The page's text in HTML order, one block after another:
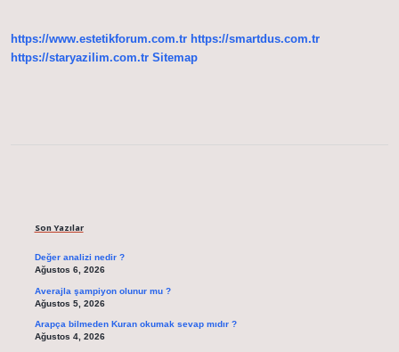
https://www.estetikforum.com.tr https://smartdus.com.tr
https://staryazilim.com.tr Sitemap
Son Yazılar
Değer analizi nedir ?
Ağustos 6, 2026
Averajla şampiyon olunur mu ?
Ağustos 5, 2026
Arapça bilmeden Kuran okumak sevap mıdır ?
Ağustos 4, 2026